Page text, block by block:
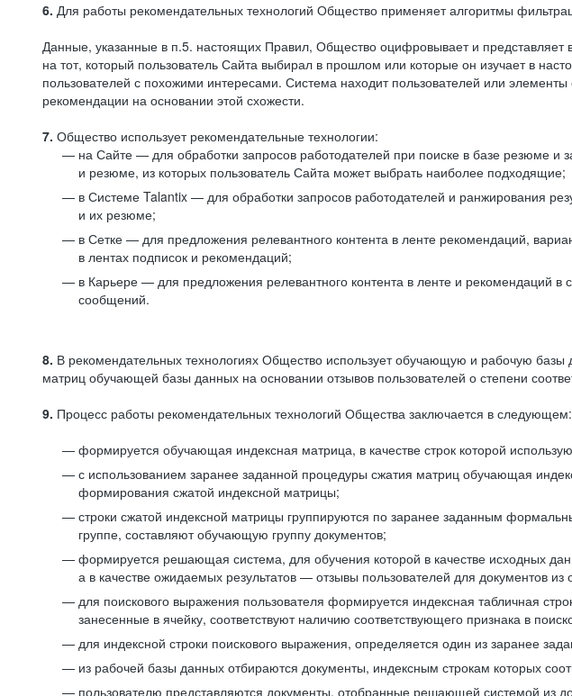
6. Для работы рекомендательных технологий Общество применяет алгоритмы
Данные, указанные в п.5. настоящих Правил, Общество оцифровывает и
на тот, который пользователь Сайта выбирал в прошлом или которые он изучает в
пользователей с похожими интересами. Система находит пользователей или
рекомендации на основании этой схожести.
7. Общество использует рекомендательные технологии:
на Сайте — для обработки запросов работодателей при поиске в базе резюме и
и резюме, из которых пользователь Сайта может выбрать наиболее подходящие;
в Системе Talantix — для обработки запросов работодателей и ранжирования
и их резюме;
в Сетке — для предложения релевантного контента в ленте рекомендаций,
в лентах подписок и рекомендаций;
в Карьере — для предложения релевантного контента в ленте и рекомендаций
сообщений.
8. В рекомендательных технологиях Общество использует обучающую и рабочую
матриц обучающей базы данных на основании отзывов пользователей о степени
9. Процесс работы рекомендательных технологий Общества заключается в следующем:
формируется обучающая индексная матрица, в качестве строк которой
с использованием заранее заданной процедуры сжатия матриц обучающая
формирования сжатой индексной матрицы;
строки сжатой индексной матрицы группируются по заранее заданным
группе, составляют обучающую группу документов;
формируется решающая система, для обучения которой в качестве исходных
а в качестве ожидаемых результатов — отзывы пользователей для документов
для поискового выражения пользователя формируется индексная табличная
занесенные в ячейку, соответствуют наличию соответствующего признака в
для индексной строки поискового выражения, определяется один из заранее
из рабочей базы данных отбираются документы, индексным строкам которых
пользователю представляются документы, отобранные решающей системой из